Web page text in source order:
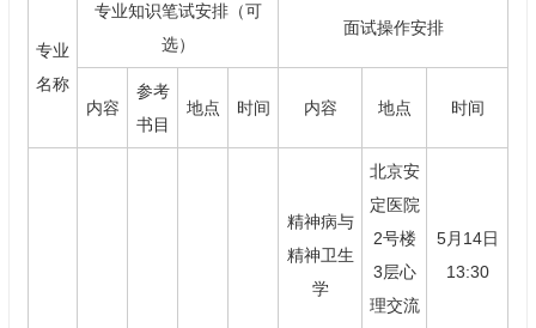
专业
名称
专业知识笔试安排（可
选）
面试操作安排
内容
参考
书目
地点 时间 内容 地点 时间
精神病与
精神卫生
学
北京安
定医院
2号楼
3层心
理交流
5月14日
13:30